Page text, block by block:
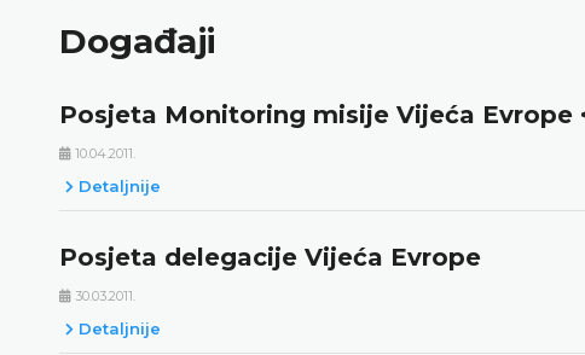
Događaji
Posjeta Monitoring misije Vijeća Evrope
10.04.2011.
Detaljnije
Posjeta delegacije Vijeća Evrope
30.03.2011.
Detaljnije